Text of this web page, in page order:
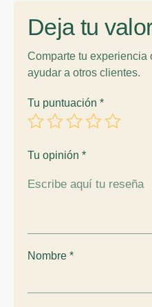
Deja tu
Comparte tu experiencia
ayudar a otros clientes.
Tu puntuación *
Tu opinión *
Nombre *